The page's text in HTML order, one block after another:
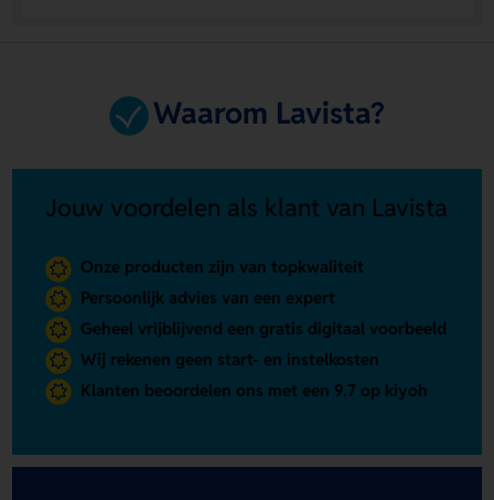
Waarom Lavista?
Jouw voordelen als klant van Lavista
Onze producten zijn van topkwaliteit
Persoonlijk advies van een expert
Geheel vrijblijvend een gratis digitaal voorbeeld
Wij rekenen geen start- en instelkosten
Klanten beoordelen ons met een 9.7 op kiyoh